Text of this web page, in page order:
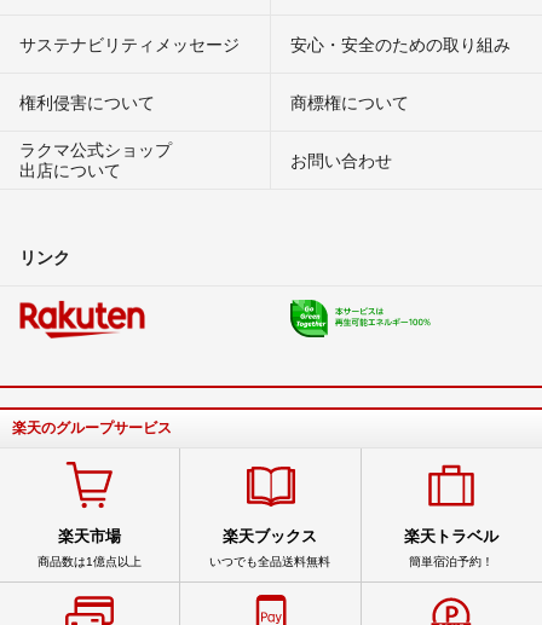
サステナビリティメッセージ 安心・安全のための取り組み
権利侵害について
商標権について
ラクマ公式ショップ
出店について
お問い合わせ
リンク
楽天のグループサービス
楽天市場
商品数は1億点以上
楽天ブックス
いつでも全品送料無料
楽天トラベル
簡単宿泊予約！